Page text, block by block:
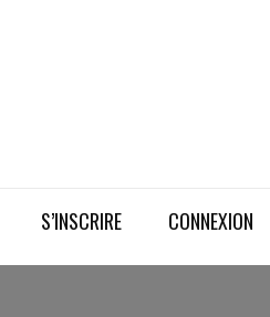
S’INSCRIRE CONNEXION